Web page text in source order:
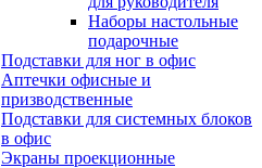
Наборы настольные
подарочные
Подставки для ног в офис
Аптечки офисные и
призводственные
Подставки для системных блоков
в офис
Экраны проекционные